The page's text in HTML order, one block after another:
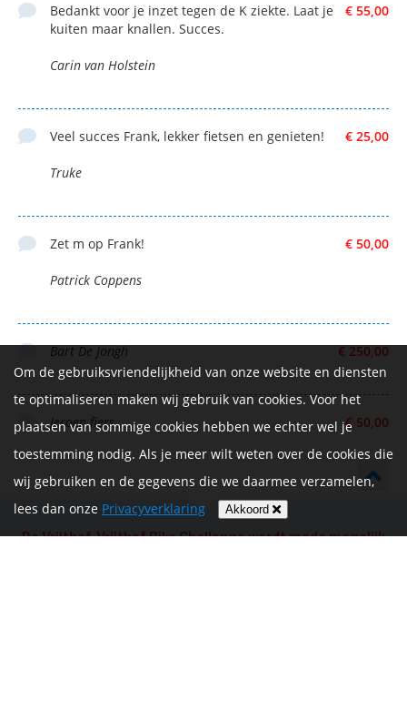
€ 55,00
Bedankt voor je inzet tegen de K ziekte. Laat je
kuiten maar knallen. Succes.
Carin van Holstein
€ 25,00
Veel succes Frank, lekker fietsen en genieten!
Truke
€ 50,00
Zet m op Frank!
Patrick Coppens
€ 250,00
Bart De Jongh
€ 50,00
Jeroen fiers
De Vrijthof-Vrijthof Bike Challenge wordt mede mogelijk
Om de gebruiksvriendelijkheid van onze website en diensten
te optimaliseren maken wij gebruik van cookies. Voor het
plaatsen van sommige cookies hebben we echter wel je
toestemming nodig. Als je meer wilt weten over de cookies die
wij gebruiken en de gegevens die we daarmee verzamelen,
lees dan onze Privacyverklaring Akkoord